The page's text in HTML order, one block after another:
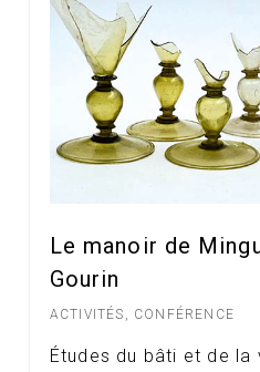
Le manoir de
Gourin
ACTIVITÉS CONFÉRENCE
Études du bâti et de la